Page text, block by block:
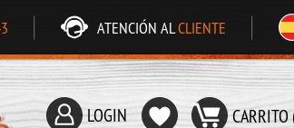
ATENCIÓN ALCLIENTE
LOGIN